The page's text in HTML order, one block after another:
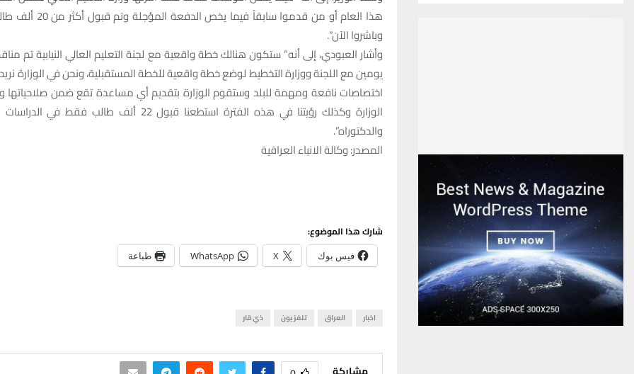
هذا العام أو من قدموا
وباشروا الآن”.
وأشار العبودي، إلى أنه” ستكون هنالك خطة واقعية مع لجنة التعليم العالي النيابية تم
يومين مع اللجنة ووزارة التخطيط لوضع خطة واقعية للخطة المستقبلية، ونحن في الوزارة
اختصاصات نافعة ومهمة للبلد وستقوم الوزارة بتقديم أي مساعدة تقع ضمن
الوزارة وكذلك رؤيتنا في هذه الفترة استطعنا قبول 22 ألف طالب
والدكتوراه”.
المصدر: وكالة الانباء العراقية
شارك هذا الموضوع:
فيس بوك X
WhatsApp طباعة
اخبار العراق تلفزيون ذي قار